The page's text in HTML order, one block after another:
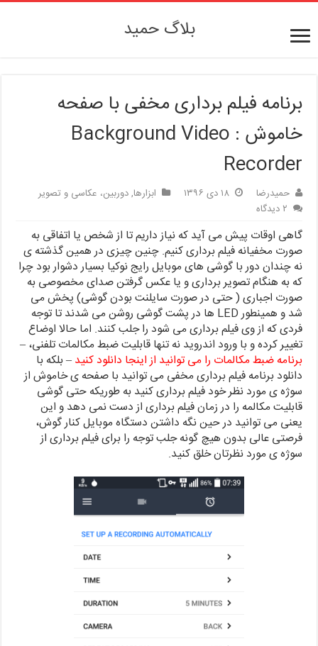
بلاگ حمید
برنامه فیلم برداری مخفی با صفحه
خاموش : Background Video
Recorder
حمیدرضا ۱۸ دی ۱۳۹۶ ابزارها,دوربین، عکاسی و تصویر
۲ دیدگاه
گاهی اوقات پیش می آید که نیاز داریم تا از شخص یا اتفاقی به
صورت مخفیانه فیلم برداری کنیم. چنین چیزی در همین گذشته ی
نه چندان دور با گوشی های موبایل رایج نوکیا بسیار دشوار بود چرا
که به هنگام تصویر برداری و یا عکس گرفتن صدای مخصوصی به
صورت اجباری ( حتی در صورت سایلنت بودن گوشی) پخش می
شد و همینطور LED ها در پشت گوشی روشن می شدند تا توجه
فردی که از وی فیلم برداری می شود را جلب کنند. اما حالا اوضاع
تغییر کرده و با ورود اندروید نه تنها قابلیت ضبط مکالمات تلفنی، –
برنامه ضبط مکالمات را می توانید از اینجا دانلود کنید – بلکه با
دانلود برنامه فیلم برداری مخفی می توانید با صفحه ی خاموش از
سوژه ی مورد نظر خود فیلم برداری کنید به طوریکه حتی گوشی
قابلیت مکالمه را در زمان فیلم برداری از دست نمی دهد و این
یعنی می توانید در حین نگه داشتن دستگاه موبایل کنار گوش،
فرصتی عالی بدون هیچ گونه جلب توجه را برای فیلم برداری از
سوژه ی مورد نظرتان خلق کنید.